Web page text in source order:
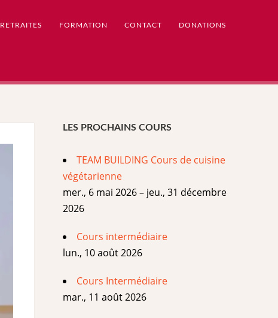
RETRAITES FORMATION CONTACT DONATIONS
LES PROCHAINS COURS
TEAM BUILDING Cours de cuisine
végétarienne
mer., 6 mai 2026 – jeu., 31 décembre
2026
Cours intermédiaire
lun., 10 août 2026
Cours Intermédiaire
mar., 11 août 2026